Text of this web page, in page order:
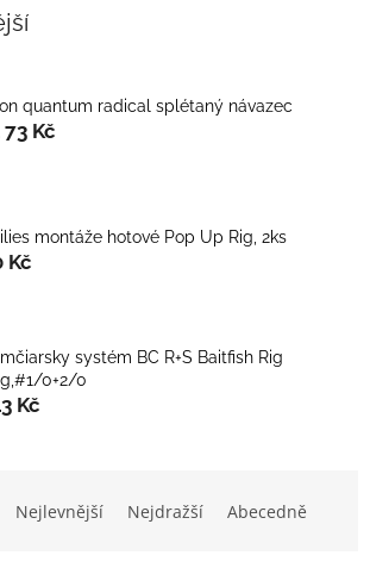
quantum radical splétaný návazec
73 Kč
montáže hotové Pop Up Rig, 2ks
Kč
systém BC R+S Baitfish Rig
0+2/0
Kč
Nejlevnější Nejdražší Abecedně